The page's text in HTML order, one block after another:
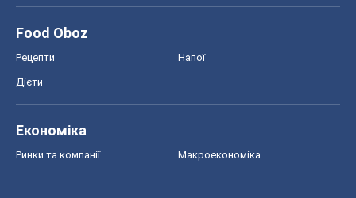
Food Oboz
Рецепти Напої
Дієти
Економіка
Ринки та компанії Макроекономіка